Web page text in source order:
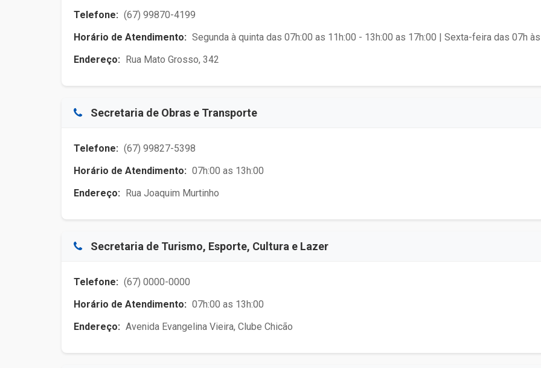
Telefone: (67) 99870-4199
Horário de Atendimento: Segunda à quinta das 07h:00 as 11h:00 - 13h:00 as 17h:00 | Sexta-feira das 07h
Endereço: Rua Mato Grosso, 342
Secretaria de Obras e Transporte
Telefone: (67) 99827-5398
Horário de Atendimento: 07h:00 as 13h:00
Endereço: Rua Joaquim Murtinho
Secretaria de Turismo, Esporte, Cultura e Lazer
Telefone: (67) 0000-0000
Horário de Atendimento: 07h:00 as 13h:00
Endereço: Avenida Evangelina Vieira, Clube Chicão